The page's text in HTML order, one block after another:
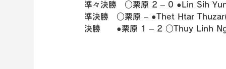
準々決勝　○栗原 2 – 0 ●Lin Sih
準決勝　○栗原 – ●Thet Htar
決勝　　●栗原 1 – 2 ○Thuy Linh